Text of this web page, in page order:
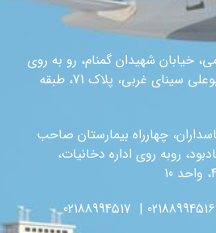
خیابان شهیدان گمنام، رو به روی
تالار کشور، ابتدای کوی بوعلی سینای غربی، پلاک 71، طبقه
چهارراه بیمارستان صاحب
روبه روی اداره دخانیات،